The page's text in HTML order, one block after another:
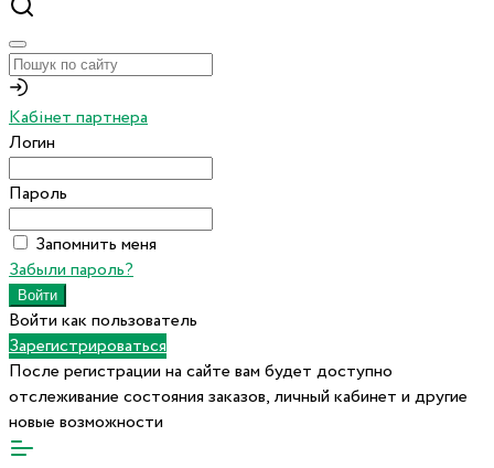
Кабінет партнера
Логин
Пароль
Запомнить меня
Забыли пароль?
Войти как пользователь
Зарегистрироваться
После регистрации на сайте вам будет доступно
отслеживание состояния заказов, личный кабинет и другие
новые возможности